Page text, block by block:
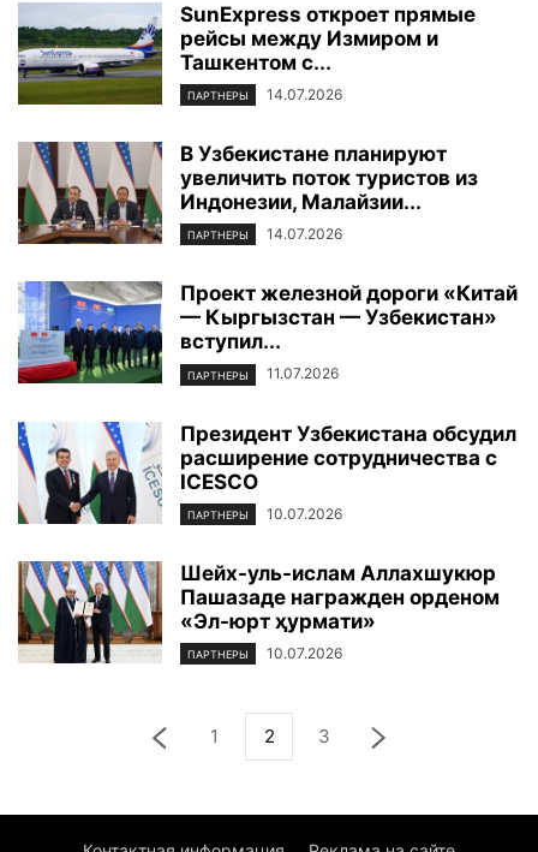
SunExpress откроет прямые
рейсы между Измиром и
Ташкентом с...
ПАРТНЕРЫ 14.07.2026
В Узбекистане планируют
увеличить поток туристов из
Индонезии, Малайзии...
ПАРТНЕРЫ 14.07.2026
Проект железной дороги «Китай
— Кыргызстан — Узбекистан»
вступил...
ПАРТНЕРЫ 11.07.2026
Президент Узбекистана обсудил
расширение сотрудничества с
ICESCO
ПАРТНЕРЫ 10.07.2026
Шейх-уль-ислам Аллахшукюр
Пашазаде награжден орденом
«Эл-юрт ҳурмати»
ПАРТНЕРЫ 10.07.2026
1 2 3